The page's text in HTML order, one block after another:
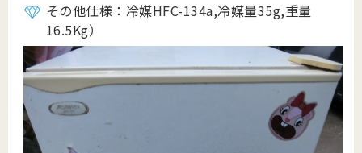
その他仕様：冷媒HFC-134a,冷媒量35g,重量
16.5Kg）